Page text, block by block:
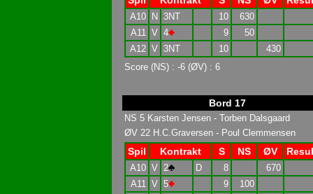
A10 N 3NT 10
630
A11 V 4 9
50
A12 V 3NT 10
430
Score (NS) : -6 (ØV) : 6
Bord 17
NS 5 Karsten Jensen - Torben Dalsgaard
ØV 22 H.C.Graversen - Poul Clemmensen
Spil Kontrakt S NS ØV
A10 V 2 D 8
670
A11 V 5 9
100